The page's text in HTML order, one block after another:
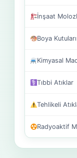
İnşaat
Boya Kutuları
Kimyasal
Tıbbi Atıklar
Tehlikeli
Radyoaktif